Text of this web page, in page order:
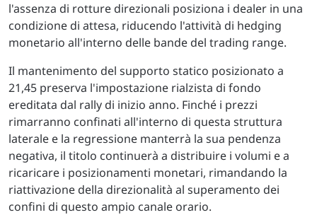
l'assenza di rotture direzionali posiziona i dealer in una
condizione di attesa, riducendo l'attività di hedging
monetario all'interno delle bande del trading range.
Il mantenimento del supporto statico posizionato a
21,45 preserva l'impostazione rialzista di fondo
ereditata dal rally di inizio anno. Finché i prezzi
rimarranno confinati all'interno di questa struttura
laterale e la regressione manterrà la sua pendenza
negativa, il titolo continuerà a distribuire i volumi e a
ricaricare i posizionamenti monetari, rimandando la
riattivazione della direzionalità al superamento dei
confini di questo ampio canale orario.